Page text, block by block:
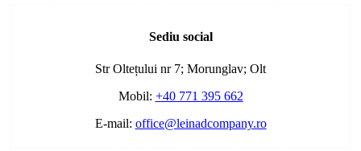
Sediu social
Str Oltețului nr 7; Morunglav; Olt
Mobil: +40 771 395 662
E-mail: office@leinadcompany.ro